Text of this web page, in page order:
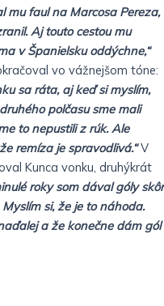
mu faul na Marcosa Pereza,
Aj touto cestou mu
v Španielsku oddýchne,“
vo vážnejšom tóne:
sa ráta, aj keď si myslím,
polčasu sme mali
to nepustili z rúk. Ale
remíza je spravodlivá.“V
Kunca vonku, druhýkrát
roky som dával góly skôr
si, že je to náhoda.
a že konečne dám gól